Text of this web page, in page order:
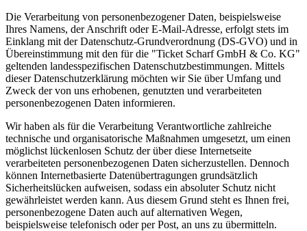
Die Verarbeitung von personenbezogener Daten, beispielsweise
Ihres Namens, der Anschrift oder E-Mail-Adresse, erfolgt stets im
Einklang mit der Datenschutz-Grundverordnung (DS-GVO) und in
Übereinstimmung mit den für die "Ticket Scharf GmbH & Co. KG"
geltenden landesspezifischen Datenschutzbestimmungen. Mittels
dieser Datenschutzerklärung möchten wir Sie über Umfang und
Zweck der von uns erhobenen, genutzten und verarbeiteten
personenbezogenen Daten informieren.
Wir haben als für die Verarbeitung Verantwortliche zahlreiche
technische und organisatorische Maßnahmen umgesetzt, um einen
möglichst lückenlosen Schutz der über diese Internetseite
verarbeiteten personenbezogenen Daten sicherzustellen. Dennoch
können Internetbasierte Datenübertragungen grundsätzlich
Sicherheitslücken aufweisen, sodass ein absoluter Schutz nicht
gewährleistet werden kann. Aus diesem Grund steht es Ihnen frei,
personenbezogene Daten auch auf alternativen Wegen,
beispielsweise telefonisch oder per Post, an uns zu übermitteln.